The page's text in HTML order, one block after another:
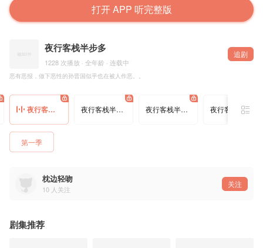
打开 APP 听完整版
夜行客栈半步多
1228 次播放 · 全年龄 · 连载中
追剧
恶有恶报，做下恶性的孙晋国似乎也在被人作恶。。
夜行客栈半步多-108-凉凉 夜行客栈半步多-109-平凡的时光 夜行客栈半步多-110-木偶 夜行客栈半步多-111-炮灰
第一季
枕边轻吻
10 人关注
关注
剧集推荐